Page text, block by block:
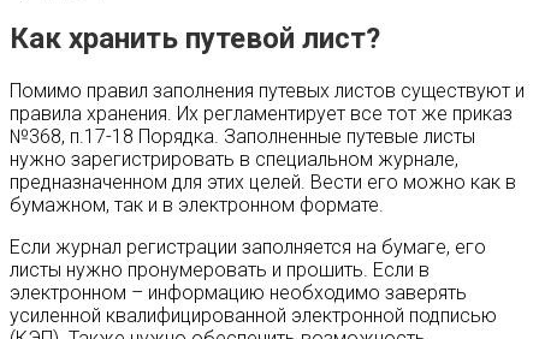
Как хранить путевой лист?
Помимо правил заполнения путевых листов существуют и
правила хранения. Их регламентирует все тот же приказ
№368, п.17-18 Порядка. Заполненные путевые листы
нужно зарегистрировать в специальном журнале,
предназначенном для этих целей. Вести его можно как в
бумажном, так и в электронном формате.
Если журнал регистрации заполняется на бумаге, его
листы нужно пронумеровать и прошить. Если в
электронном – информацию необходимо заверять
усиленной квалифицированной электронной подписью